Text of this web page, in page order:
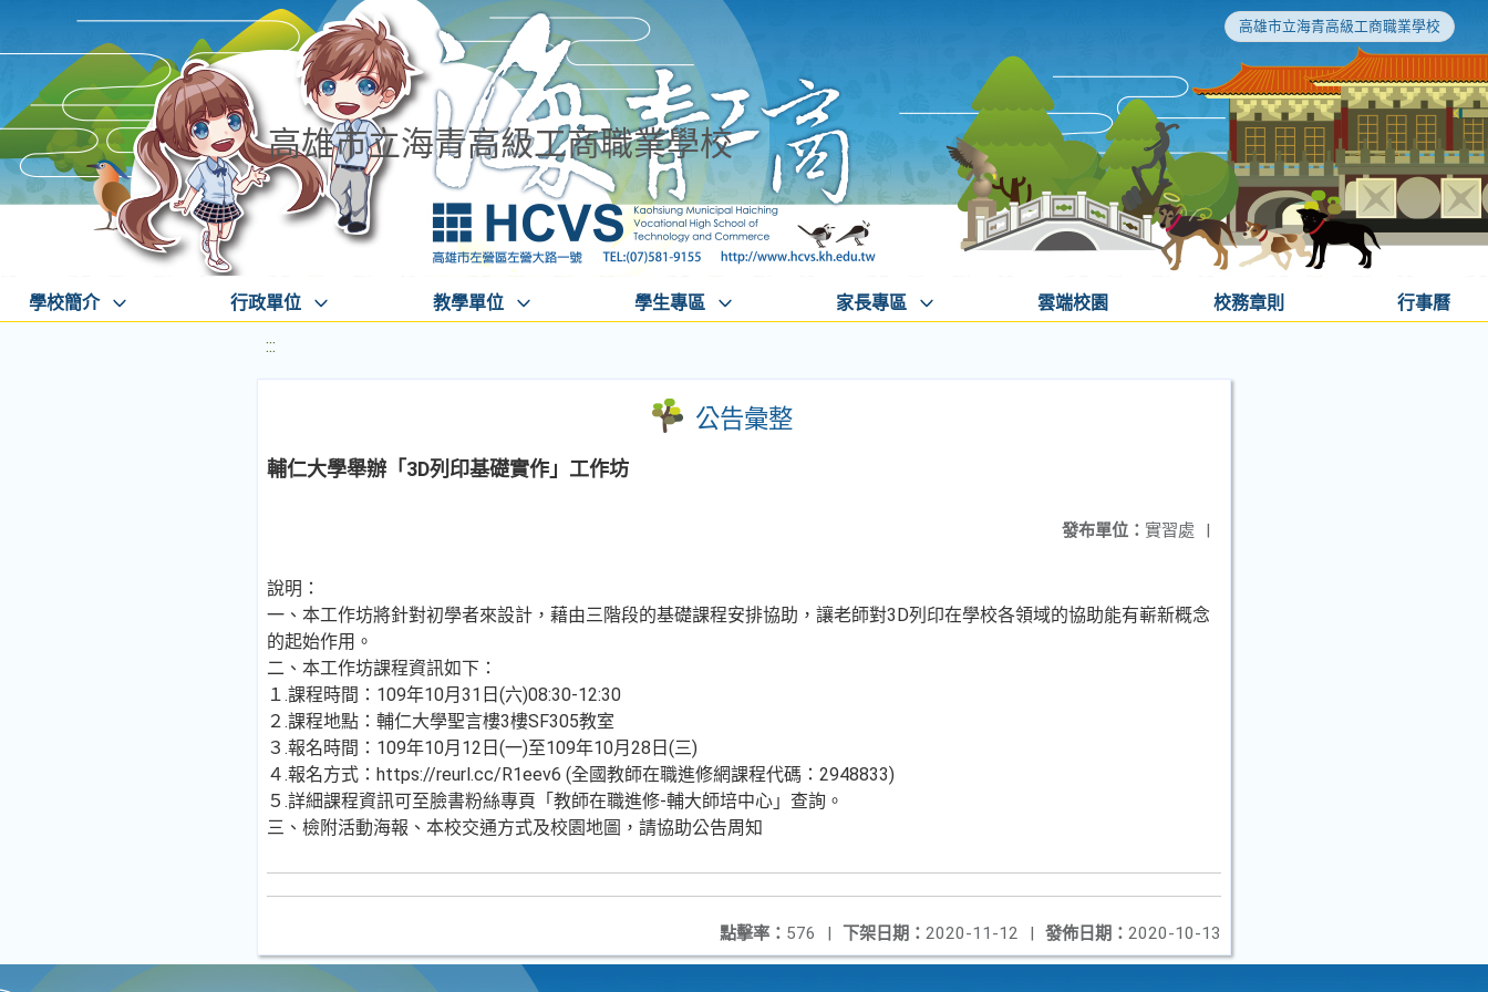
高雄市立海青高級工商職業學校
高雄市立海青高級工商職業學校
學校簡介 行政單位 教學單位 學生專區 家長專區 雲端校園 校務章則 行事曆
:::
公告彙整
輔仁大學舉辦「3D列印基礎實作」工作坊
發布單位： 實習處 |
說明：
一、本工作坊將針對初學者來設計，藉由三階段的基礎課程安排協助，讓老師對3D列印在學校各領域的協助能有嶄新概念
的起始作用。
二、本工作坊課程資訊如下：
１.課程時間：109年10月31日(六)08:30-12:30
２.課程地點：輔仁大學聖言樓3樓SF305教室
３.報名時間：109年10月12日(一)至109年10月28日(三)
４.報名方式：https://reurl.cc/R1eev6 (全國教師在職進修網課程代碼：2948833)
５.詳細課程資訊可至臉書粉絲專頁「教師在職進修-輔大師培中心」查詢。
三、檢附活動海報、本校交通方式及校園地圖，請協助公告周知
發佈日期： 2020-10-13
下架日期： 2020-11-12 |
點擊率： 576 |